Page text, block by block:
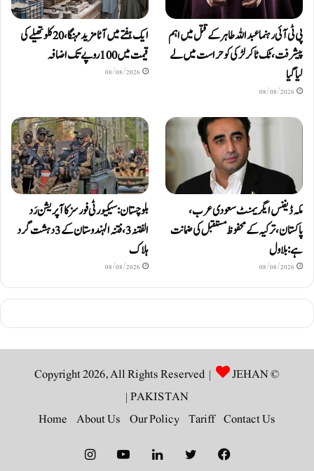
پی ٹی آئی رہنما عبداللہ طاہر کے قتل میں اہم
پیشرفت، ٹک ٹاکر لڑکی کو حراست میں لے
لیا گیا
08/08/2026
ایک ہفتے میں آٹا مزید مہنگا، 20 کلو تھیلے کی
قیمت میں 100 روپے تک اضافہ
08/08/2026
مکہ ڈیفنس ایگریمنٹ سعودی عرب،
پاکستان، ترکیہ کے محفوظ مستقبل کی ضمانت
ہے: بلاول
08/08/2026
بلوچستان: سیکیورٹی فورسز کا آپریشن رَد
الفتنہ 3، فتنہ الہندوستان کے 3 دہشت گرد
ہلاک
08/08/2026
© Copyright 2026, All Rights Reserved |
JEHAN
PAKISTAN
|
Contact Us
Tariff
Our Policy
About Us
Home
Facebook
Twitter
LinkedIn
YouTube
Instagram